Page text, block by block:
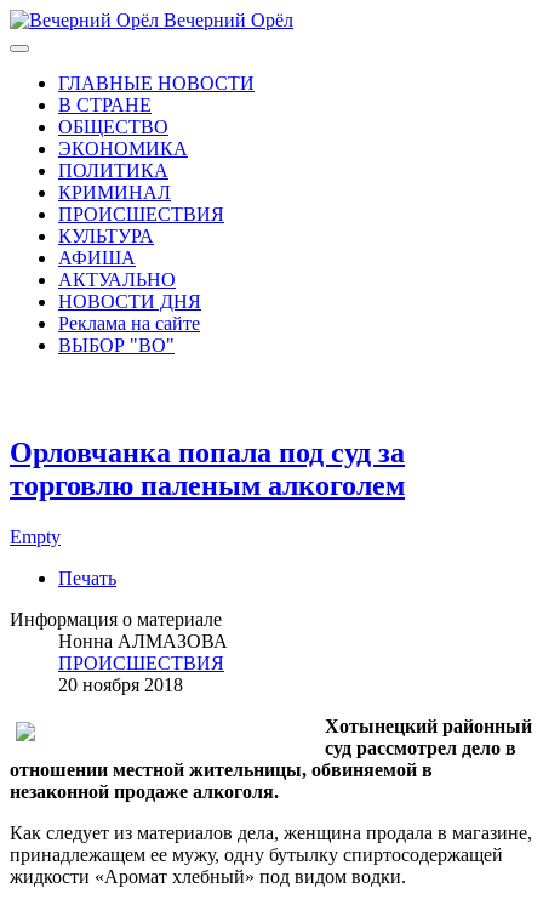
Вечерний Орёл
ГЛАВНЫЕ НОВОСТИ
В СТРАНЕ
ОБЩЕСТВО
ЭКОНОМИКА
ПОЛИТИКА
КРИМИНАЛ
ПРОИСШЕСТВИЯ
КУЛЬТУРА
АФИША
АКТУАЛЬНО
НОВОСТИ ДНЯ
Реклама на сайте
ВЫБОР "ВО"
Орловчанка попала под суд за
торговлю паленым алкоголем
Empty
Печать
Информация о материале
Нонна АЛМАЗОВА
ПРОИСШЕСТВИЯ
20 ноября 2018
Хотынецкий районный
суд рассмотрел дело в
отношении местной жительницы, обвиняемой в
незаконной продаже алкоголя.
Как следует из материалов дела, женщина продала в магазине,
принадлежащем ее мужу, одну бутылку спиртосодержащей
жидкости «Аромат хлебный» под видом водки.